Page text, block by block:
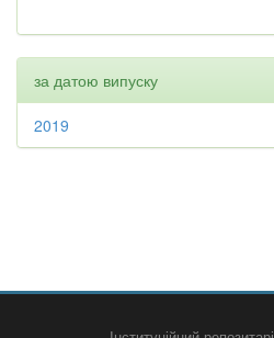
за датою випуску
2019